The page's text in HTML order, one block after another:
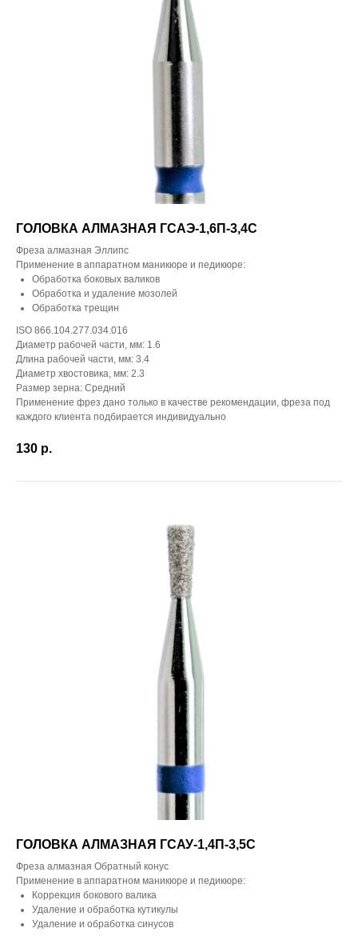
ГОЛОВКА АЛМАЗНАЯ ГСАЭ-1,6П-3,4С
Фреза алмазная Эллипс
Применение в аппаратном маникюре и педикюре:
Обработка боковых валиков
Обработка и удаление мозолей
Обработка трещин
ISO 866.104.277.034.016
Диаметр рабочей части, мм: 1.6
Длина рабочей части, мм: 3.4
Диаметр хвостовика, мм: 2.3
Размер зерна: Средний
Применение фрез дано только в качестве рекомендации, фреза под
каждого клиента подбирается индивидуально
130 р.
ГОЛОВКА АЛМАЗНАЯ ГСАУ-1,4П-3,5С
Фреза алмазная Обратный конус
Применение в аппаратном маникюре и педикюре:
Коррекция бокового валика
Удаление и обработка кутикулы
Удаление и обработка синусов